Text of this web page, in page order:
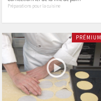
Préparations pour la cuisine
PRÉMIUM